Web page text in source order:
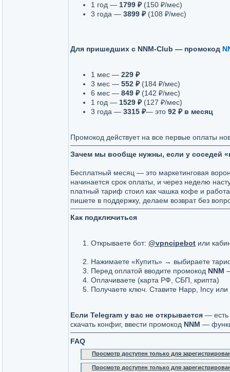
1 год — 1799 ₽(150 ₽/мес)
3 года — 3899 ₽(108 ₽/мес)
Для пришедших с NNM-Club — промокод
1 мес — 229 ₽
3 мес — 552 ₽(184 ₽/мес)
6 мес — 849 ₽(142 ₽/мес)
1 год — 1529 ₽(127 ₽/мес)
3 года — 3315 ₽— это 92 ₽ в месяц
Промокод действует на все первые оплаты
Зачем мы вообще нужны, если у соседей
Бесплатный месяц — это маркетинговая
начинается срок оплаты, и через неделю
платный тариф стоил как чашка кофе и
пишете в поддержку, делаем возврат без
Как подключиться
Открываете бот: @vpncipebot или
Нажимаете «Купить» → выбираете
Перед оплатой вводите промокод NNM
Оплачиваете (карта РФ, СБП, крипта)
Получаете ключ. Ставите Happ, Incy
Если Telegram у вас не открывается — есть
скачать конфиг, ввести промокод NNM —
FAQ
Просмотр доступен только для
Просмотр доступен только для